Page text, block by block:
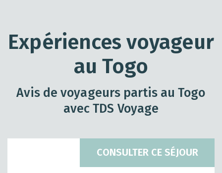
Expériences voyageur
au Togo
Avis de voyageurs partis au Togo
avec TDS Voyage
CONSULTER CE SÉJOUR